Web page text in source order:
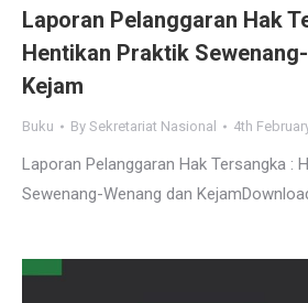
Laporan Pelanggaran Hak
Hentikan Praktik
Kejam
Buku By Sekretariat Nasional 4th
Laporan Pelanggaran Hak Tersangka :
Sewenang-Wenang dan